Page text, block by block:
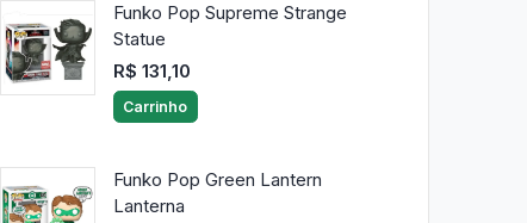
Funko Pop Supreme Strange
Statue
R$ 131,10
Carrinho
Funko Pop Green Lantern
Lanterna